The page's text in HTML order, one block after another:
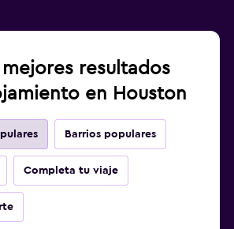
mejores resultados
en Houston
Barrios populares
Completa tu viaje